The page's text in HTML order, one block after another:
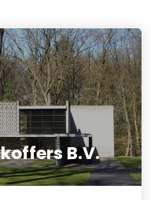
B.V.